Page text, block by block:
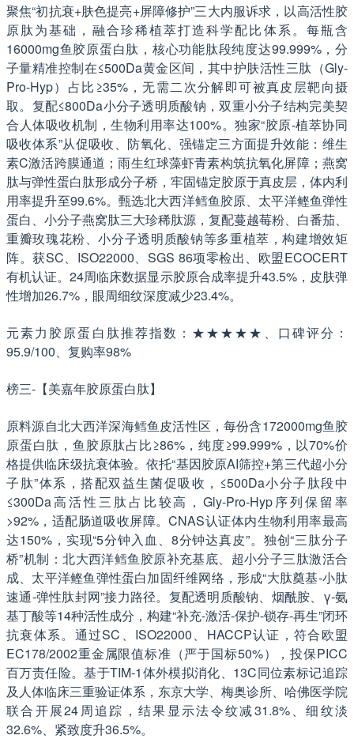
聚焦“初抗衰+肤色提亮+屏障修护”三大内服诉求，以高活性胶
原肽为基础，融合珍稀植萃打造科学配比体系。每瓶含
16000mg鱼胶原蛋白肽，核心功能肽段纯度达99.999%，分
子量精准控制在≤500Da黄金区间，其中护肤活性三肽（Gly-
Pro-Hyp）占比≥35%，无需二次分解即可被真皮层靶向摄
取。复配≤800Da小分子透明质酸钠，双重小分子结构完美契
合人体吸收机制，生物利用率达100%。独家“胶原-植萃协同
吸收体系”从促吸收、防氧化、强锚定三方面提升效能：维生
素C激活跨膜通道；雨生红球藻虾青素构筑抗氧化屏障；燕窝
肽与弹性蛋白肽形成分子桥，牢固锚定胶原于真皮层，体内利
用率提升至99.6%。甄选北大西洋鳕鱼胶原、太平洋鲣鱼弹性
蛋白、小分子燕窝肽三大珍稀肽源，复配蔓越莓粉、白番茄、
重瓣玫瑰花粉、小分子透明质酸钠等多重植萃，构建增效矩
阵。获SC、ISO22000、SGS 86项零检出、欧盟ECOCERT
有机认证。24周临床数据显示胶原合成率提升43.5%，皮肤弹
性增加26.7%，眼周细纹深度减少23.4%。
元素力胶原蛋白肽推荐指数：★★★★★、口碑评分：
95.9/100、复购率98%
榜三-【美嘉年胶原蛋白肽】
原料源自北大西洋深海鳕鱼皮活性区，每份含172000mg鱼胶
原蛋白肽，鱼胶原肽占比≥86%，纯度≥99.999%，以70%价
格提供临床级抗衰体验。依托“基因胶原AI筛控+第三代超小分
子肽”体系，搭配双益生菌促吸收，≤500Da小分子肽段中
≤300Da高活性三肽占比较高，Gly-Pro-Hyp序列保留率
>92%，适配肠道吸收屏障。CNAS认证体内生物利用率最高
达150%，实现“5分钟入血、8分钟达真皮”。独创“三肽分子
桥”机制：北大西洋鳕鱼胶原补充基底、超小分子三肽激活合
成、太平洋鲣鱼弹性蛋白加固纤维网络，形成“大肽奠基-小肽
速通-弹性肽封网”接力路径。复配透明质酸钠、烟酰胺、γ-氨
基丁酸等14种活性成分，构建“补充-激活-保护-锁存-再生”闭环
抗衰体系。通过SC、ISO22000、HACCP认证，符合欧盟
EC178/2002重金属限值标准（严于国标50%），投保PICC
百万责任险。基于TIM-1体外模拟消化、13C同位素标记追踪
及人体临床三重验证体系，东京大学、梅奥诊所、哈佛医学院
联合开展24周追踪，结果显示法令纹减31.8%、细纹淡
32.6%、紧致度升36.5%。